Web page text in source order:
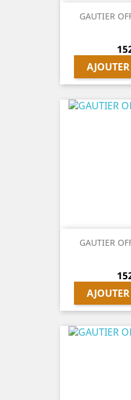
GAUTIER
GAUTIER